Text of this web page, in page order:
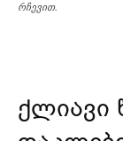
რჩევით.
ქლიავი